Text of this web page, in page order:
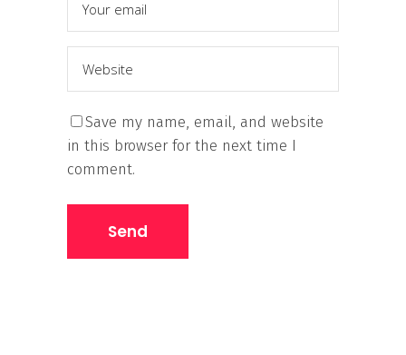
Save my name, email, and website
in this browser for the next time I
comment.